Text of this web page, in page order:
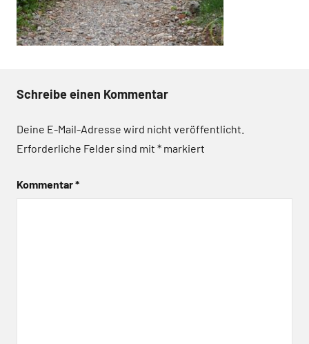
Schreibe einen Kommentar
Deine E-Mail-Adresse wird nicht veröffentlicht.
Erforderliche Felder sind mit * markiert
Kommentar*